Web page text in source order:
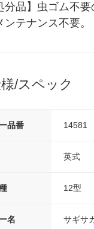
分品】虫ゴム不
テナンス不要。
/スペック
品番 14581
英式
12型
名 サギサ